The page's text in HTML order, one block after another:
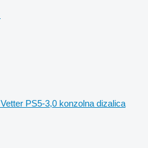
Vetter PS5-3,0 konzolna dizalica